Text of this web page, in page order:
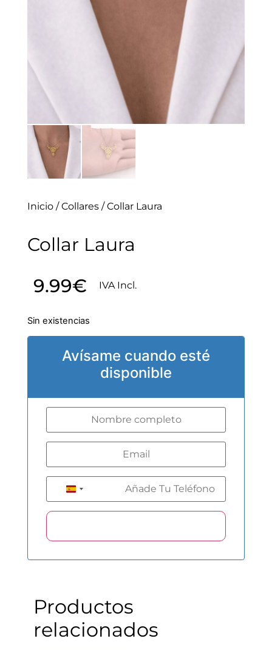
Inicio/Collares/ Collar Laura
Collar Laura
9.99€ IVA Incl.
Sin existencias
Avísame cuando esté
disponible
Spain +34
Productos
relacionados